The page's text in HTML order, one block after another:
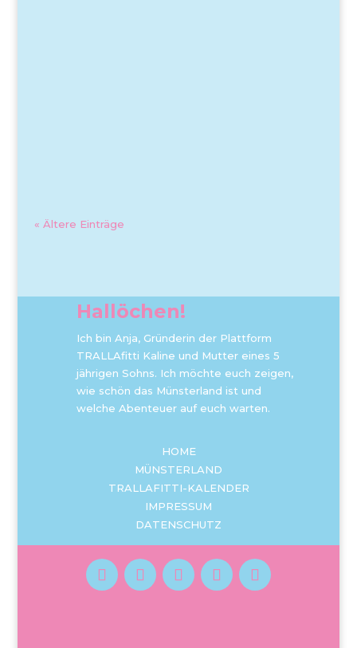
« Ältere Einträge
Hallöchen!
Ich bin Anja, Gründerin der Plattform
TRALLAfitti Kaline und Mutter eines 5
jährigen Sohns. Ich möchte euch zeigen,
wie schön das Münsterland ist und
welche Abenteuer auf euch warten.
HOME
MÜNSTERLAND
TRALLAFITTI-KALENDER
IMPRESSUM
DATENSCHUTZ